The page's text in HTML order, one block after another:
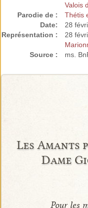
Valois
Parodie de :
Thétis
Date:
28
Représentation :
28
Source :
ms.
Les
Dame
Pour les